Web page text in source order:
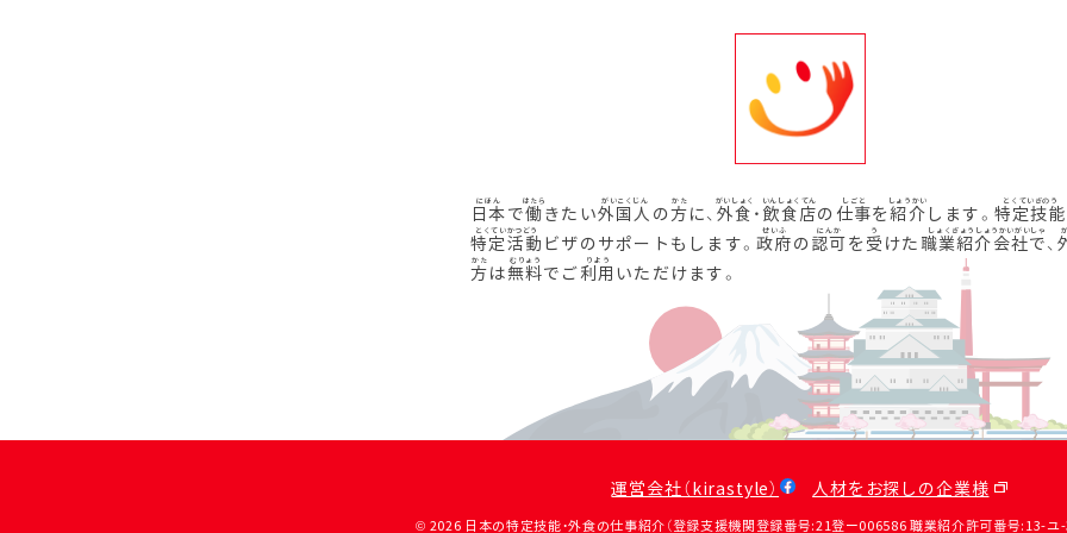
日本で働きたい外国人 の方に、 外食 ・ 飲食店の 仕事を紹介 します。 特定技能
特定活動 ビザのサポートもします。政府の 認可を受 けた 職業紹介会社で、
方は無料でご利用 いただけます。
運営会社（kirastyle） 人材をお探しの企業様
© 2026 日本の特定技能・外食の仕事紹介（登録支援機関登録番号:21登ー006586 職業紹介許可番号:13-